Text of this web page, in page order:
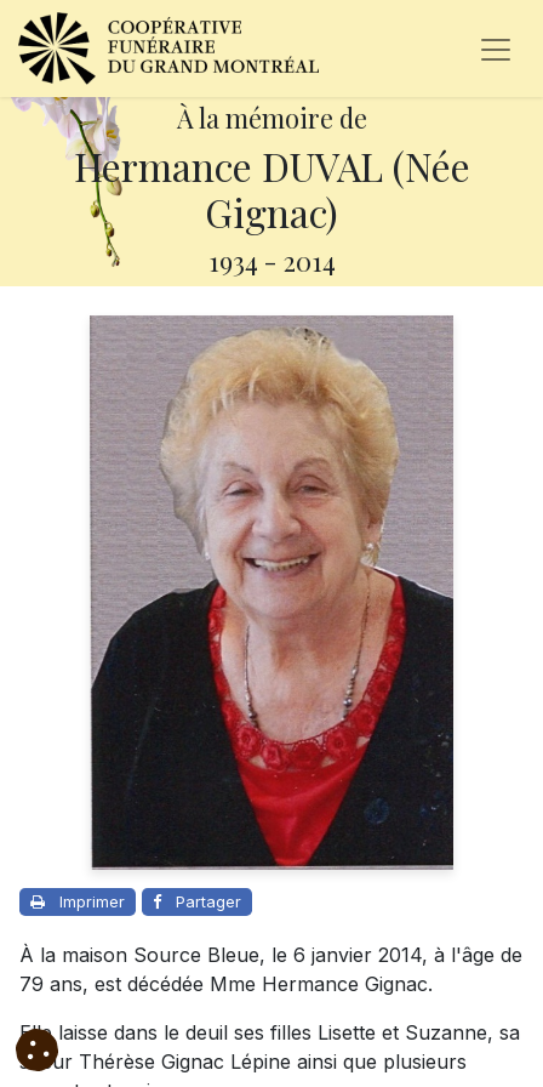
À la mémoire de
Hermance DUVAL (Née
Gignac)
1934 - 2014
Imprimer Partager
À la maison Source Bleue, le 6 janvier 2014, à l'âge de
79 ans, est décédée Mme Hermance Gignac.
Elle laisse dans le deuil ses filles Lisette et Suzanne, sa
soeur Thérèse Gignac Lépine ainsi que plusieurs